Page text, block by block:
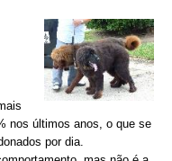
nos últimos anos, o que se
por dia.